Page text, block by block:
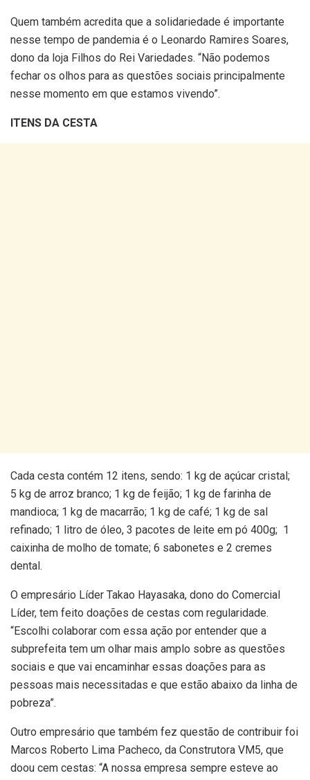
Quem também acredita que a solidariedade é importante
nesse tempo de pandemia é o Leonardo Ramires Soares,
dono da loja Filhos do Rei Variedades. “Não podemos
fechar os olhos para as questões sociais principalmente
nesse momento em que estamos vivendo”.
ITENS DA CESTA
Cada cesta contém 12 itens, sendo: 1 kg de açúcar cristal;
5 kg de arroz branco; 1 kg de feijão; 1 kg de farinha de
mandioca; 1 kg de macarrão; 1 kg de café; 1 kg de sal
refinado; 1 litro de óleo, 3 pacotes de leite em pó 400g; 1
caixinha de molho de tomate; 6 sabonetes e 2 cremes
dental.
O empresário Líder Takao Hayasaka, dono do Comercial
Líder, tem feito doações de cestas com regularidade.
“Escolhi colaborar com essa ação por entender que a
subprefeita tem um olhar mais amplo sobre as questões
sociais e que vai encaminhar essas doações para as
pessoas mais necessitadas e que estão abaixo da linha de
pobreza”.
Outro empresário que também fez questão de contribuir foi
Marcos Roberto Lima Pacheco, da Construtora VM5, que
doou cem cestas: “A nossa empresa sempre esteve ao